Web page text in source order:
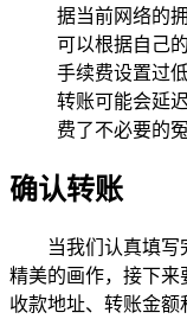
据当前网络的
可以根据自己
手续费设置过
转账可能会延
费了不必要的
确认转账
当我们认真填
精美的画作，接下来
收款地址、转账金